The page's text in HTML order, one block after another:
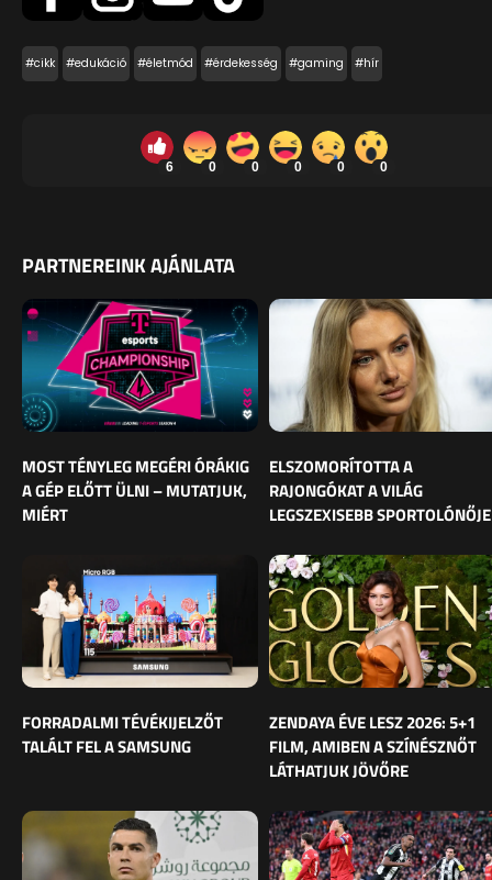
#cikk #edukáció #életmód #érdekesség #gaming #hír
6 0 0 0 0 0
PARTNEREINK AJÁNLATA
MOST TÉNYLEG MEGÉRI ÓRÁKIG
A GÉP ELŐTT ÜLNI – MUTATJUK,
MIÉRT
ELSZOMORÍTOTTA A
RAJONGÓKAT A VILÁG
LEGSZEXISEBB SPORTOLÓNŐJE
FORRADALMI TÉVÉKIJELZŐT
TALÁLT FEL A SAMSUNG
ZENDAYA ÉVE LESZ 2026: 5+1
FILM, AMIBEN A SZÍNÉSZNŐT
LÁTHATJUK JÖVŐRE